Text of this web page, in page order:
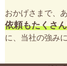
おかげさまで、
依頼もたくさ
に、当社の強み